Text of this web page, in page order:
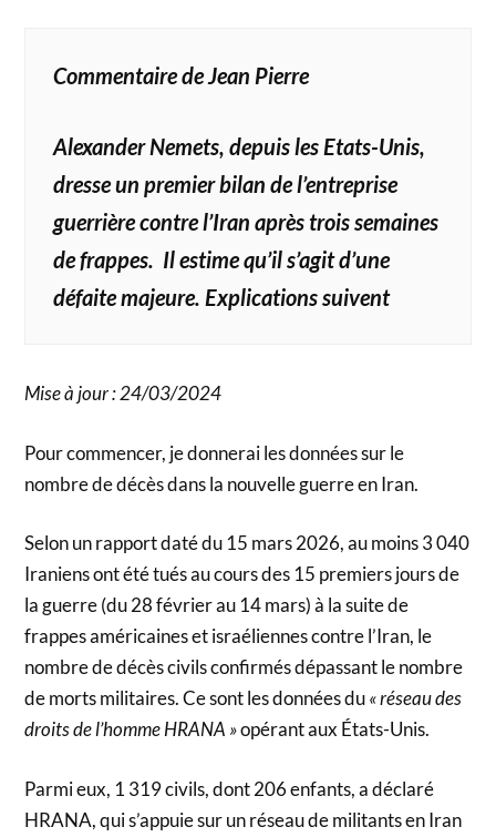
Commentaire de Jean Pierre
Alexander Nemets, depuis les Etats-Unis,
dresse un premier bilan de l’entreprise
guerrière contre l’Iran après trois semaines
de frappes. Il estime qu’il s’agit d’une
défaite majeure. Explications suivent
Mise à jour : 24/03/2024
Pour commencer, je donnerai les données sur le
nombre de décès dans la nouvelle guerre en Iran.
Selon un rapport daté du 15 mars 2026, au moins 3 040
Iraniens ont été tués au cours des 15 premiers jours de
la guerre (du 28 février au 14 mars) à la suite de
frappes américaines et israéliennes contre l’Iran, le
nombre de décès civils confirmés dépassant le nombre
de morts militaires. Ce sont les données du« réseau des
droits de l’homme HRANA »opérant aux États-Unis.
Parmi eux, 1 319 civils, dont 206 enfants, a déclaré
HRANA, qui s’appuie sur un réseau de militants en Iran